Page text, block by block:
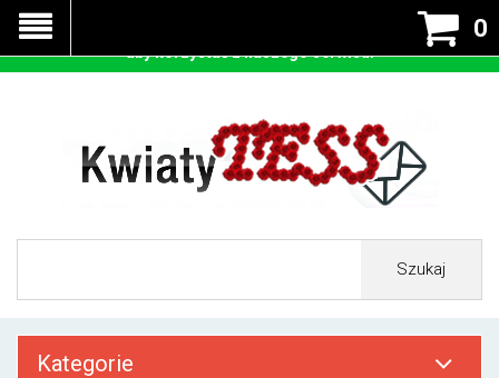
0
Szukaj
Kategorie
Nasza strona korzysta z cookies - czyli tzw ciastek w celu
prawidłowego działania. Zaakceptuj przyjmowanie cookies
aby korzystać z naszego serwisu.